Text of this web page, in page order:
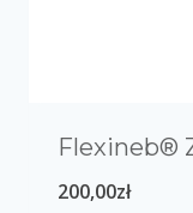
Flexineb®
200,00zł